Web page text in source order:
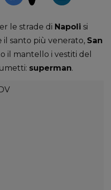
le strade di Napoli si
santo più venerato, San
il mantello i vestiti del
superman.